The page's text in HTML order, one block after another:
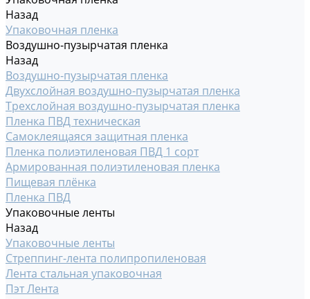
Назад
Упаковочная пленка
Воздушно-пузырчатая пленка
Назад
Воздушно-пузырчатая пленка
Двухслойная воздушно-пузырчатая пленка
Трехслойная воздушно-пузырчатая пленка
Пленка ПВД техническая
Самоклеящаяся защитная пленка
Пленка полиэтиленовая ПВД 1 сорт
Армированная полиэтиленовая пленка
Пищевая плёнка
Пленка ПВД
Упаковочные ленты
Назад
Упаковочные ленты
Стреппинг-лента полипропиленовая
Лента стальная упаковочная
Пэт Лента